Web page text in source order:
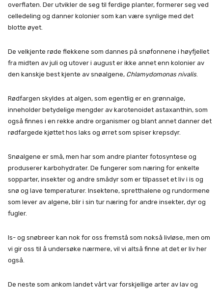
overflaten. Der utvikler de seg til ferdige planter, formerer seg ved
celledeling og danner kolonier som kan være synlige med det
blotte øyet.
De velkjente røde flekkene som dannes på snøfonnene i høyfjellet
fra midten av juli og utover i august er ikke annet enn kolonier av
den kanskje best kjente av snøalgene, Chlamydomonas nivalis
Rødfargen skyldes at algen, som egentlig er en grønnalge,
inneholder betydelige mengder av karotenoidet astaxanthin, som
også finnes i en rekke andre organismer og blant annet danner det
rødfargede kjøttet hos laks og ørret som spiser krepsdyr.
Snøalgene er små, men har som andre planter fotosyntese og
produserer karbohydrater. De fungerer som næring for enkelte
sopparter, insekter og andre smådyr som er tilpasset et liv i is og
snø og lave temperaturer. Insektene, spretthalene og rundormene
som lever av algene, blir i sin tur næring for andre insekter, dyr og
fugler.
Is- og snøbreer kan nok for oss fremstå som nokså livløse, men om
vi gir oss til å undersøke nærmere, vil vi altså finne at det er liv her
også.
De neste som ankom landet vårt var forskjellige arter av lav og